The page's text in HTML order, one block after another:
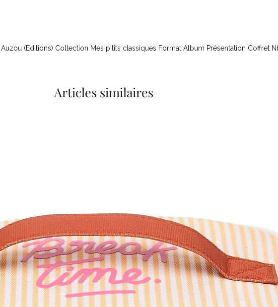
(Editions) Collection Mes p'tits classiques Format Album Présentation Coffret
Articles similaires